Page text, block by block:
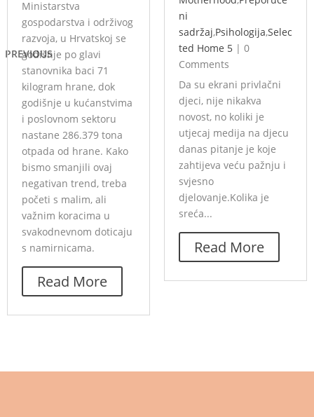
PREVIOUS
Ministarstva
gospodarstva i održivog
razvoja, u Hrvatskoj se
godišnje po glavi
stanovnika baci 71
kilogram hrane, dok
godišnje u kućanstvima
i poslovnom sektoru
nastane 286.379 tona
otpada od hrane. Kako
bismo smanjili ovaj
negativan trend, treba
početi s malim, ali
važnim koracima u
svakodnevnom doticaju
s namirnicama.
Read More
ni
sadržaj,Psihologija,Selec
ted Home 5 | 0
Comments
Da su ekrani privlačni
djeci, nije nikakva
novost, no koliki je
utjecaj medija na djecu
danas pitanje je koje
zahtijeva veću pažnju i
svjesno
djelovanje.Kolika je
sreća...
Read More